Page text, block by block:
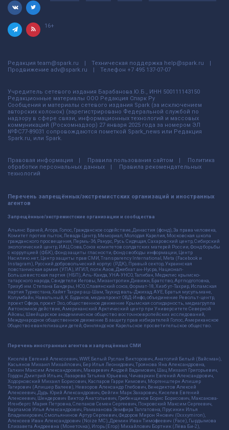
16+
Редакция team@spark.ru Техническая поддержка help@spark.ru
Продвижение adv@spark.ru Телефон +7 495 137-07-07
Учредитель сетевого издания Барабанова.Ю.Б., ИНН 500111143150
Редакционные материалы ООО Редакция Спарк Ру
Сообщения и материалы сетевого издания Spark (за исключением
авторских колонок) (зарегистрировано Федеральной службой по
надзору в сфере связи, информационных технологий и массовых
коммуникаций (Роскомнадзор) 27 января 2025 года за номером ЭЛ
№ФС77-89031 сопровождаются пометкой Spark_news или Редакция
Spark.ru, или Spark.
Правовая информация Правила пользования сайтом
Политика
обработки персональных данных
Правила рекомендательных
технологий
Перечень запрещённых/экстремистских организаций и иностранных
агентов
Запрещённые/экстремистские организации и сообщества
Альянс Врачей, Агора, Голос, Гражданское содействие, Династия (фонд), За права человека,
Комитет против пыток, Левада-Центр, Мемориал, Молодая Карелия, Московская школа
гражданского просвещения, Пермь-36, Ракурс, Русь Сидящая, Сахаровский центр, Сибирский
экологический центр, ИАЦ Сова, Союз комитетов солдатских матерей России, Фонд борьбы
с коррупцией (ФБК), Фонд защиты гласности, Фонд свободы информации, Центр
Насилию.нет, Центр защиты прав СМИ, Transparency International, Meta (Facebook и
Instagram), Русский добровольческий корпус (РДК), Правый сектор, Украинская
повстанческая армия (УПА), ИГИЛ, полк Азов, Джебхат ан-Нусра, Национал-
Большевистская партия (НБП), Аль-Каида, УНА-УНСО, Талибан, Меджлис крымско-
татарского народа, Свидетели Иеговы, Мизантропик Дивижн, Братство, Артподготовка,
Тризуб им. Степана Бандеры, НСО, Славянский союз, Формат-18, Хизб ут-Тахрир, Исламская
партия Туркестана, Хайят Тахрир аш-Шам, Таухид валь-Джихад, АУЕ, Братья мусульмане,
Колумбайн, Навальный, К. Буданов, медиапроект ОВД-Инфо, объединение Револьт-центр,
проект Сфера, проект Эхо, общественное движение Крымская солидарность, медиагруппа
Автономное действие, Американский Арктический центр при Университете Северной
Айовы, Швейцарское академическое общество восточноевропейских исследований,
Международное общественное движение В защиту прав избирателей Голос, Американское
Общество евангелизации детей, Финляндское Карельское просветительское общество.
Перечень иностранных агентов и запрещённых СМИ
Киселёв Евгений Алекссевич, WWF, Белый Руслан Викторович, Анатолий Белый (Вайсман),
Касьянов Михаил Михайлович, Бер Илья Леонидович, Троянова Яна Александровна,
Галкин Максим Александрович, Макаревич Андрей Вадимович, Шац Михаил Григорьевич,
Гордон Дмитрий Ильич, Лазарева Татьяна Юрьевна, Чичваркин Евгений Александрович,
Ходорковский Михаил Борисович, Каспаров Гарри Кимович, Моргенштерн Алишер
Тагирович (Алишер Валеев), Невзоров Александр Глебович, Венедиктов Алексей
Алексеевич, Дудь Юрий Александрович, Фейгин Марк Захарович, Киселев Евгений
Алексеевич, Шендерович Виктор Анатольевич, Гребенщиков Борис Борисович, Максакова-
Игенбергс Мария Петровна, Слепаков Семен Сергеевич, Покровский Максим Сергеевич,
Варламов Илья Александрович, Рамазанова Земфира Талгатовна, Прусикин Илья
Владимирович, Смольянинов Артур Сергеевич, Федоров Мирон Янович (Oxxxymiron),
Алексеев Иван Александрович (Noize MC), Дремин Иван Тимофеевич (Face), Гырдымова
Елизавета Андреевна (Монеточка), Игорь(Егор) Михайлович Бортник (Лёва Би-2),